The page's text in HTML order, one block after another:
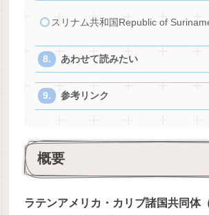
スリナム共和国Republic of
あわせて読みたい
参考リンク
概要
ラテンアメリカ・カリブ諸国共同体